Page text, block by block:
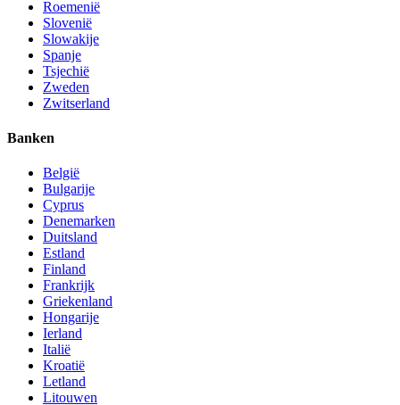
Roemenië
Slovenië
Slowakije
Spanje
Tsjechië
Zweden
Zwitserland
Banken
België
Bulgarije
Cyprus
Denemarken
Duitsland
Estland
Finland
Frankrijk
Griekenland
Hongarije
Ierland
Italië
Kroatië
Letland
Litouwen